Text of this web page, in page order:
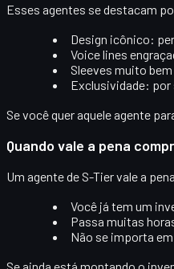
Esses agentes se destacam
Design icônico:
Voice lines
Sleeves muito
Exclusividade: por
Se você quer aquele agente
Quando vale a pena
Um agente de S-Tier vale a
Você já tem um
Passa muitas
Não se importa